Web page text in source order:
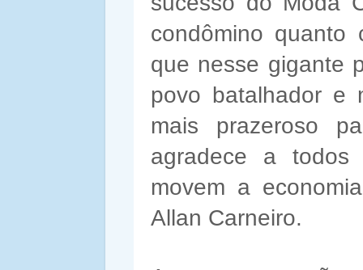
condômino quanto
que nesse gigante
povo batalhador e
mais prazeroso
agradece a
movem a
Allan Carneiro.